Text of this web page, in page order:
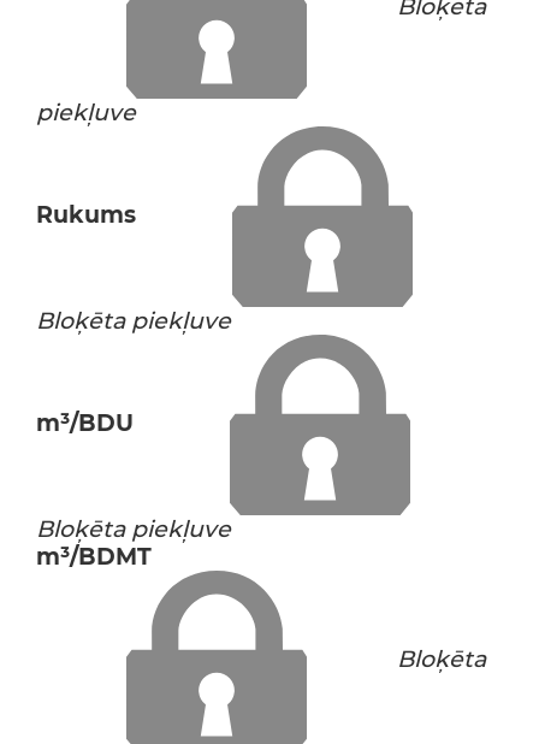
Bloķēta
piekļuve
Rukums
Bloķēta piekļuve
m³/BDU
Bloķēta piekļuve
m³/BDMT
Bloķēta